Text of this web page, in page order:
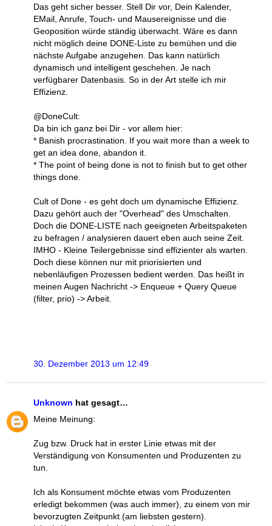
Das geht sicher besser. Stell Dir vor, Dein Kalender,
EMail, Anrufe, Touch- und Mausereignisse und die
Geoposition würde ständig überwacht. Wäre es dann
nicht möglich deine DONE-Liste zu bemühen und die
nächste Aufgabe anzugehen. Das kann natürlich
dynamisch und intelligent geschehen. Je nach
verfügbarer Datenbasis. So in der Art stelle ich mir
Effizienz.
@DoneCult:
Da bin ich ganz bei Dir - vor allem hier:
* Banish procrastination. If you wait more than a week to
get an idea done, abandon it.
* The point of being done is not to finish but to get other
things done.
Cult of Done - es geht doch um dynamische Effizienz.
Dazu gehört auch der "Overhead" des Umschalten.
Doch die DONE-LISTE nach geeigneten Arbeitspaketen
zu befragen / analysieren dauert eben auch seine Zeit.
IMHO - Kleine Teilergebnisse sind effizienter als warten.
Doch diese können nur mit priorisierten und
nebenläufigen Prozessen bedient werden. Das heißt in
meinen Augen Nachricht -> Enqueue + Query Queue
(filter, prio) -> Arbeit.
30. Dezember 2013 um 12:49
Unknown hat gesagt…
Meine Meinung:
Zug bzw. Druck hat in erster Linie etwas mit der
Verständigung von Konsumenten und Produzenten zu
tun.
Ich als Konsument möchte etwas vom Produzenten
erledigt bekommen (was auch immer), zu einem von mir
bevorzugten Zeitpunkt (am liebsten gestern).